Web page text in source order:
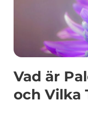
Vad är
och Vilka